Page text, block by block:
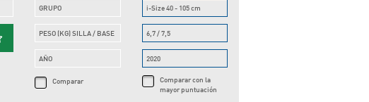
GRUPO
PESO (KG) SILLA / BASE
AÑO
Comparar
i-Size 40 - 105 cm
6,7 / 7,5
2020
Comparar con la
mayor puntuación